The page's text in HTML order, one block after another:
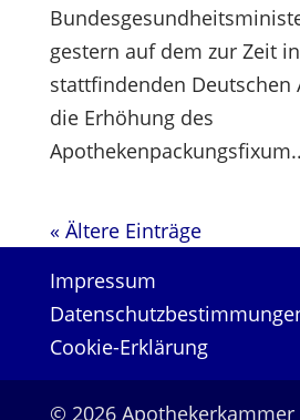
gestern auf dem zur Zeit
stattfindenden Deutschen
die Erhöhung des
« Ältere Einträge
Impressum
Cookie-Erklärung
© 2026 Apothekerkammer